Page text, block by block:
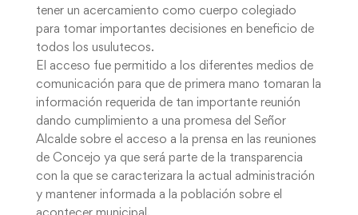
tener un acercamiento como cuerpo colegiado
para tomar importantes decisiones en beneficio de
todos los usulutecos.
El acceso fue permitido a los diferentes medios de
comunicación para que de primera mano tomaran la
información requerida de tan importante reunión
dando cumplimiento a una promesa del Señor
Alcalde sobre el acceso a la prensa en las reuniones
de Concejo ya que será parte de la transparencia
con la que se caracterizara la actual administración
y mantener informada a la población sobre el